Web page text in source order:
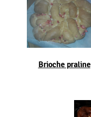
Brioche praline